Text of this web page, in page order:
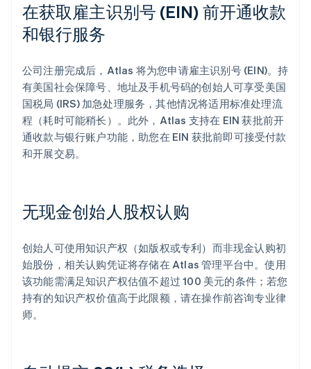
在获取雇主识别号 (EIN) 前开通收款
和银行服务
公司注册完成后，Atlas 将为您申请雇主识别号 (EIN)。持
有美国社会保障号、地址及手机号码的创始人可享受美国
国税局 (IRS) 加急处理服务，其他情况将适用标准处理流
程（耗时可能稍长）。此外，Atlas 支持在 EIN 获批前开
通收款与银行账户功能，助您在 EIN 获批前即可接受付款
和开展交易。
无现金创始人股权认购
创始人可使用知识产权（如版权或专利）而非现金认购初
始股份，相关认购凭证将存储在 Atlas 管理平台中。使用
该功能需满足知识产权估值不超过 100 美元的条件；若您
持有的知识产权价值高于此限额，请在操作前咨询专业律
师。